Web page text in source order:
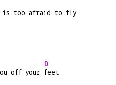
is too afraid to fly
off your
D
feet